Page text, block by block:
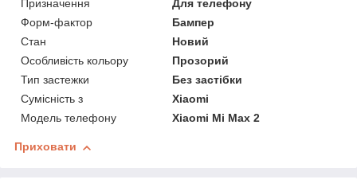
Призначення
Для телефону
Форм-фактор
Бампер
Стан
Новий
Особливість кольору
Прозорий
Тип застежки
Без застібки
Сумісність з
Xiaomi
Модель телефону
Xiaomi Mi Max 2
Приховати